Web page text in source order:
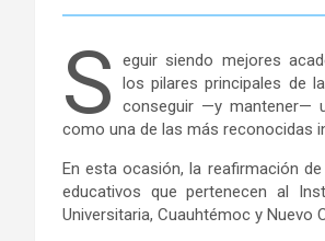
S
eguir siendo mejores
los pilares principales de
conseguir —y mantener—
como una de las más reconocidas
En esta ocasión, la reafirmación
educativos que pertenecen al
Universitaria, Cuauhtémoc y Nuevo